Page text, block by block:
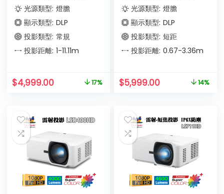
光源類型: 燈膽
顯示類型: DLP
投影類型: 常規
投影距離: 1-11.11m
$4,999.00 17%
光源類型: 燈膽
顯示類型: DLP
投影類型: 短距
投影距離: 0.67-3.36m
$5,999.00 14%